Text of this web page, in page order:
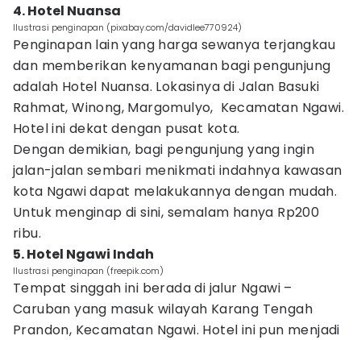
4. Hotel Nuansa
Ilustrasi penginapan (pixabay.com/davidlee770924)
Penginapan lain yang harga sewanya terjangkau
dan memberikan kenyamanan bagi pengunjung
adalah Hotel Nuansa. Lokasinya di Jalan Basuki
Rahmat, Winong, Margomulyo, Kecamatan Ngawi.
Hotel ini dekat dengan pusat kota.
Dengan demikian, bagi pengunjung yang ingin
jalan-jalan sembari menikmati indahnya kawasan
kota Ngawi dapat melakukannya dengan mudah.
Untuk menginap di sini, semalam hanya Rp200
ribu.
5. Hotel Ngawi Indah
Ilustrasi penginapan (freepik.com)
Tempat singgah ini berada di jalur Ngawi –
Caruban yang masuk wilayah Karang Tengah
Prandon, Kecamatan Ngawi. Hotel ini pun menjadi